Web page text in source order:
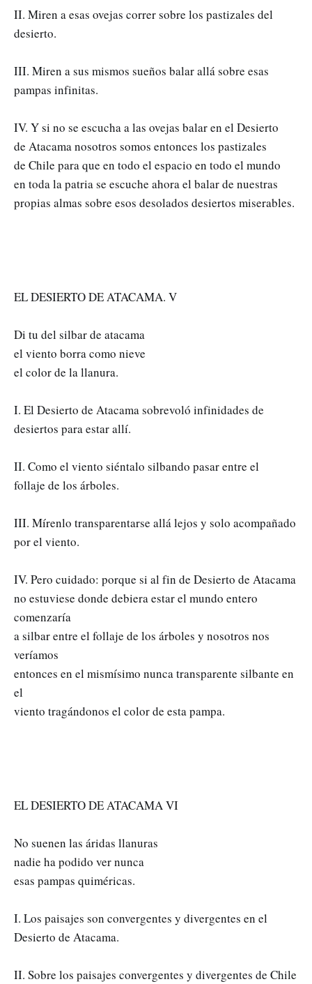
II. Miren a esas ovejas correr sobre los pastizales del
desierto.
III. Miren a sus mismos sueños balar allá sobre esas
pampas infinitas.
IV. Y si no se escucha a las ovejas balar en el Desierto
de Atacama nosotros somos entonces los pastizales
de Chile para que en todo el espacio en todo el mundo
en toda la patria se escuche ahora el balar de nuestras
propias almas sobre esos desolados desiertos miserables.
EL DESIERTO DE ATACAMA. V
Di tu del silbar de atacama
el viento borra como nieve
el color de la llanura.
I. El Desierto de Atacama sobrevoló infinidades de
desiertos para estar allí.
II. Como el viento siéntalo silbando pasar entre el
follaje de los árboles.
III. Mírenlo transparentarse allá lejos y solo acompañado
por el viento.
IV. Pero cuidado: porque si al fin de Desierto de Atacama
no estuviese donde debiera estar el mundo entero
comenzaría
a silbar entre el follaje de los árboles y nosotros nos
veríamos
entonces en el mismísimo nunca transparente silbante en
el
viento tragándonos el color de esta pampa.
EL DESIERTO DE ATACAMA VI
No suenen las áridas llanuras
nadie ha podido ver nunca
esas pampas quiméricas.
I. Los paisajes son convergentes y divergentes en el
Desierto de Atacama.
II. Sobre los paisajes convergentes y divergentes de Chile